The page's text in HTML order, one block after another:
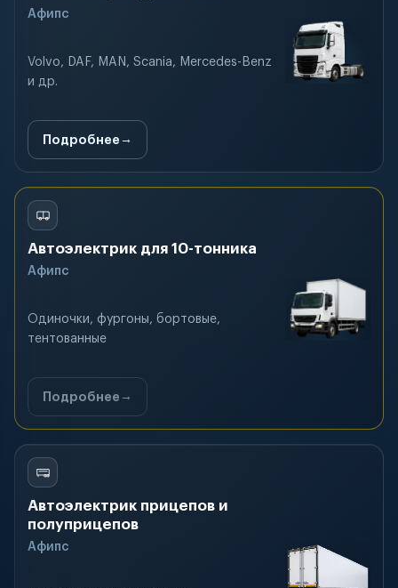
Афипс
Volvo, DAF, MAN, Scania, Mercedes-Benz
и др.
Подробнее
Автоэлектрик для 10-тонника
Афипс
Одиночки, фургоны, бортовые,
тентованные
Подробнее
Автоэлектрик прицепов и
полуприцепов
Афипс